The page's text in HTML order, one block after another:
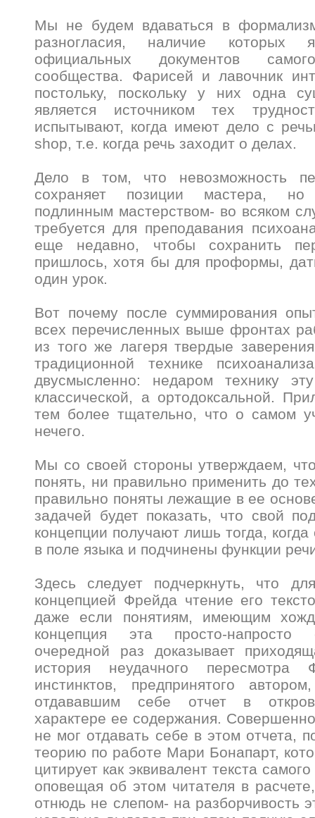
Мы не будем вдаваться в
разногласия, наличие которых
официальных документов
сообщества. Фарисей и лавочник
постольку, поскольку у них одна
является источником тех
испытывают, когда имеют дело с
shop, т.е. когда речь заходит о делах.
Дело в том, что невозможность
сохраняет позиции мастера,
подлинным мастерством- во всяком
требуется для преподавания
еще недавно, чтобы сохранить
пришлось, хотя бы для проформы,
один урок.
Вот почему после суммирования
всех перечисленных выше фронтах
из того же лагеря твердые
традиционной технике
двусмысленно: недаром технику
классической, а ортодоксальной.
тем более тщательно, что о самом
нечего.
Мы со своей стороны утверждаем,
понять, ни правильно применить до
правильно поняты лежащие в ее
задачей будет показать, что свой
концепции получают лишь тогда,
в поле языка и подчинены функции
Здесь следует подчеркнуть, что
концепцией Фрейда чтение его
даже если понятиям, имеющим
концепция эта просто-
очередной раз доказывает
история неудачного пересмотра
инстинктов, предпринятого
отдававшим себе отчет в
характере ее содержания.
не мог отдавать себе в этом отчета,
теорию по работе Мари Бонапарт,
цитирует как эквивалент текста
оповещая об этом читателя в
отнюдь не слепом- на разборчивость